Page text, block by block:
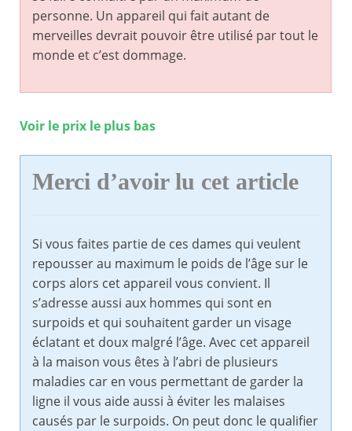
personne. Un appareil qui fait autant de
merveilles devrait pouvoir être utilisé par tout le
monde et c’est dommage.
Voir le prix le plus bas
Merci d’avoir lu cet article
Si vous faites partie de ces dames qui veulent
repousser au maximum le poids de l’âge sur le
corps alors cet appareil vous convient. Il
s’adresse aussi aux hommes qui sont en
surpoids et qui souhaitent garder un visage
éclatant et doux malgré l’âge. Avec cet appareil
à la maison vous êtes à l’abri de plusieurs
maladies car en vous permettant de garder la
ligne il vous aide aussi à éviter les malaises
causés par le surpoids. On peut donc le qualifier